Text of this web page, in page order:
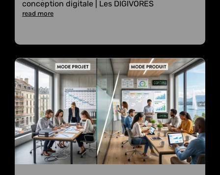
conception digitale | Les DIGIVORES
read more